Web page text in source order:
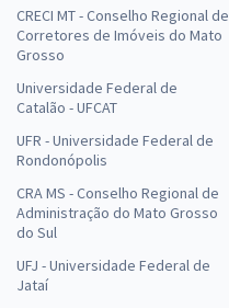
CRECI MT - Conselho Regional de
Corretores de Imóveis do Mato
Grosso
Universidade Federal de
Catalão - UFCAT
UFR - Universidade Federal de
Rondonópolis
CRA MS - Conselho Regional de
Administração do Mato Grosso
do Sul
UFJ - Universidade Federal de
Jataí